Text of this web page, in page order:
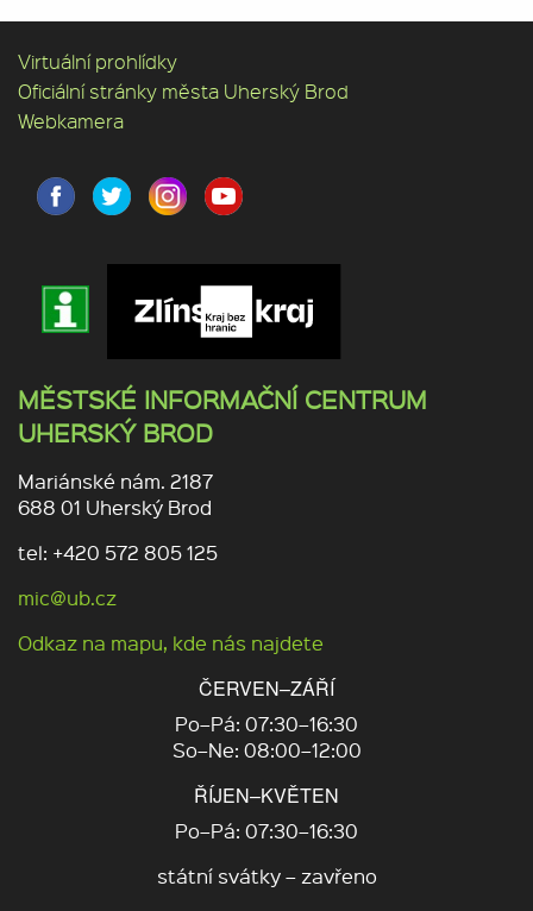
Virtuální prohlídky
Oficiální stránky města Uherský Brod
Webkamera
MĚSTSKÉ INFORMAČNÍ CENTRUM
UHERSKÝ BROD
Mariánské nám. 2187
688 01 Uherský Brod
tel: +420 572 805 125
mic@ub.cz
Odkaz na mapu, kde nás najdete
ČERVEN–ZÁŘÍ
Po–Pá: 07:30–16:30
So–Ne: 08:00–12:00
ŘÍJEN–KVĚTEN
Po–Pá: 07:30–16:30
státní svátky – zavřeno